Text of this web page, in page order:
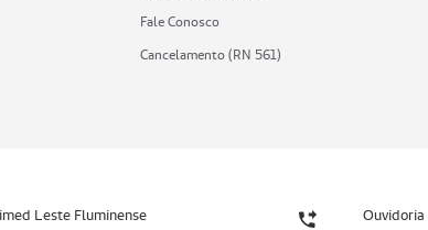
Fale Conosco
Cancelamento (RN 561)
Leste Fluminense Ouvidoria